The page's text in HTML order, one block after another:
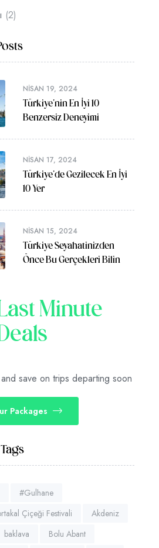
(2)
NISAN 19, 2024
Türkiye’nin En İyi 10
Benzersiz Deneyimi
NISAN 17, 2024
Türkiye’de Gezilecek En İyi
10 Yer
NISAN 15, 2024
Türkiye Seyahatinizden
Önce Bu Gerçekleri Bilin
Minute
save on trips departing soon
Packages
#Gulhane
Çiçeği Festivali
Akdeniz
baklava
Bolu Abant